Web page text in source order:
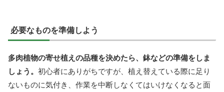
必要なものを準備しよう
多肉植物の寄せ植えの品種を決めたら、鉢などの準備をしま
しょう。 初心者にありがちですが、植え替えている際に足り
ないものに気付き、作業を中断しなくてはいけなくなると面